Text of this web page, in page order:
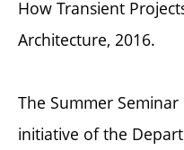
How Transient
Architecture, 2016.
The Summer
initiative of the